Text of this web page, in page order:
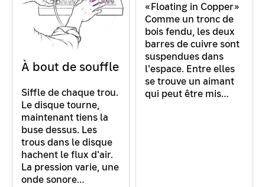
À bout de souffle
Siffle de chaque trou.
Le disque tourne,
maintenant tiens la
buse dessus. Les
trous dans le disque
hachent le flux d'air.
La pression varie, une
onde sonore…
«Floating in Copper»
Comme un tronc de
bois fendu, les deux
barres de cuivre sont
suspendues dans
l'espace. Entre elles
se trouve un aimant
qui peut être mis…